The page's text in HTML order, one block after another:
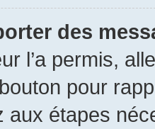
des
l’a permis,
pour
aux étapes